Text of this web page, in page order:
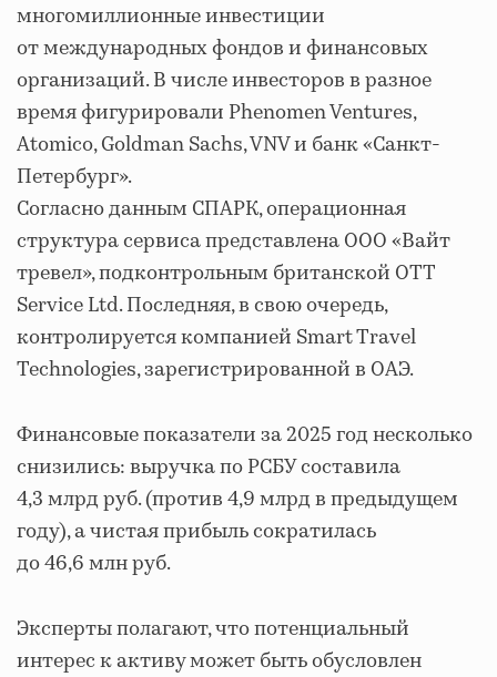
многомиллионные инвестиции
от международных фондов и финансовых
организаций. В числе инвесторов в разное
время фигурировали Phenomen Ventures,
Atomico, Goldman Sachs, VNV и банк «Санкт‐
Петербург».
Согласно данным СПАРК, операционная
структура сервиса представлена ООО «Вайт
тревел», подконтрольным британской OTT
Service Ltd. Последняя, в свою очередь,
контролируется компанией Smart Travel
Technologies, зарегистрированной в ОАЭ.
Финансовые показатели за 2025 год несколько
снизились: выручка по РСБУ составила
4,3 млрд руб. (против 4,9 млрд в предыдущем
году), а чистая прибыль сократилась
до 46,6 млн руб.
Эксперты полагают, что потенциальный
интерес к активу может быть обусловлен